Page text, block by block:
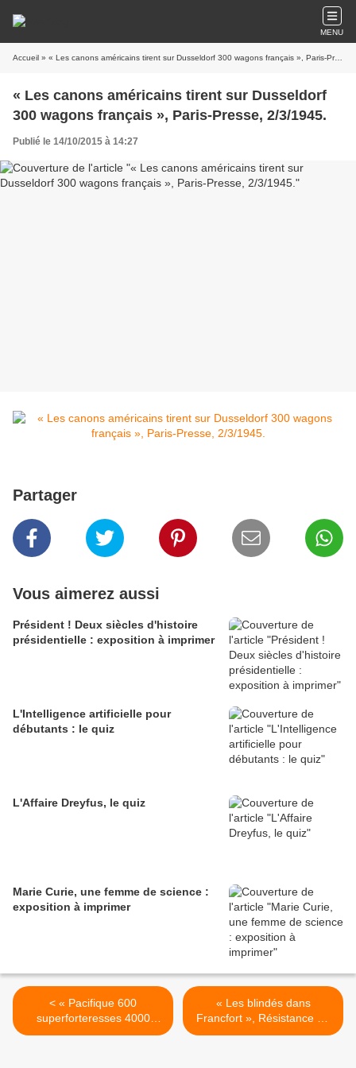
MENU
Accueil » « Les canons américains tirent sur Dusseldorf 300 wagons français », Paris-Presse, 2/3/1945.
« Les canons américains tirent sur Dusseldorf
300 wagons français », Paris-Presse, 2/3/1945.
Publié le 14/10/2015 à 14:27
Partager
Vous aimerez aussi
Président ! Deux siècles d'histoire
présidentielle : exposition à imprimer
L'Intelligence artificielle pour
débutants : le quiz
L'Affaire Dreyfus, le quiz
Marie Curie, une femme de science :
exposition à imprimer
< « Pacifique 600
superforteresses 4000
tonnes de bombes à
« Les blindés dans
Francfort », Résistance La
voix de Paris, 27/3/1945. >